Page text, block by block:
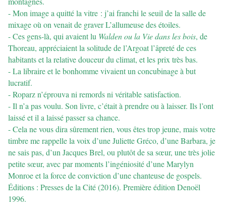
- Mon image a quitté la vitre : j’ai franchi le seuil de la salle de
mixage où on venait de graver L’allumeuse des étoiles.
- Ces gens-là, qui avaient lu Walden ou la Vie dans les bois, de
Thoreau, appréciaient la solitude de l’Argoat l’âpreté de ces
habitants et la relative douceur du climat, et les prix très bas.
- La libraire et le bonhomme vivaient un concubinage à but
lucratif.
- Roparz n’éprouva ni remords ni véritable satisfaction.
- Il n’a pas voulu. Son livre, c’était à prendre ou à laisser. Ils l’ont
laissé et il a laissé passer sa chance.
- Cela ne vous dira sûrement rien, vous êtes trop jeune, mais votre
timbre me rappelle la voix d’une Juliette Gréco, d’une Barbara, je
ne sais pas, d’un Jacques Brel, ou plutôt de sa sœur, une très jolie
petite sœur, avec par moments l’ingéniosité d’une Marylyn
Monroe et la force de conviction d’une chanteuse de gospels.
Éditions : Presses de la Cité (2016). Première édition Denoël
1996.